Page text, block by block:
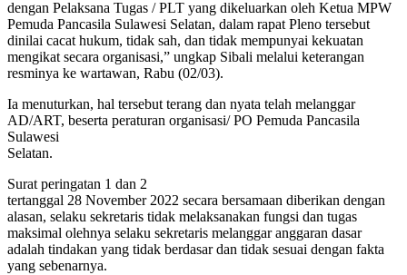
dengan Pelaksana Tugas / PLT yang dikeluarkan oleh Ketua MPW
Pemuda Pancasila Sulawesi Selatan, dalam rapat Pleno tersebut
dinilai cacat hukum, tidak sah, dan tidak mempunyai kekuatan
mengikat secara organisasi,” ungkap Sibali melalui keterangan
resminya ke wartawan, Rabu (02/03).
Ia menuturkan, hal tersebut terang dan nyata telah melanggar
AD/ART, beserta peraturan organisasi/ PO Pemuda Pancasila
Sulawesi
Selatan.
Surat peringatan 1 dan 2
tertanggal 28 November 2022 secara bersamaan diberikan dengan
alasan, selaku sekretaris tidak melaksanakan fungsi dan tugas
maksimal olehnya selaku sekretaris melanggar anggaran dasar
adalah tindakan yang tidak berdasar dan tidak sesuai dengan fakta
yang sebenarnya.